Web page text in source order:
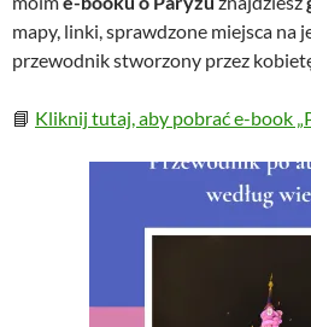
mapy, linki, sprawdzone miejsca na
przewodnik stworzony przez
📘 Kliknij tutaj, aby pobrać e-book